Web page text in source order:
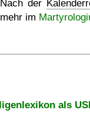
Nach der
mehr im
als